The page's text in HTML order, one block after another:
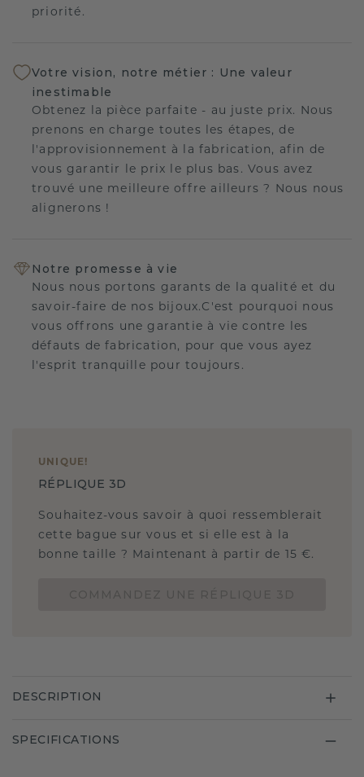
priorité.
Votre vision, notre métier : Une valeur
inestimable
Obtenez la pièce parfaite - au juste prix. Nous
prenons en charge toutes les étapes, de
l'approvisionnement à la fabrication, afin de
vous garantir le prix le plus bas. Vous avez
trouvé une meilleure offre ailleurs ? Nous nous
alignerons !
Notre promesse à vie
Nous nous portons garants de la qualité et du
savoir-faire de nos bijoux.C'est pourquoi nous
vous offrons une garantie à vie contre les
défauts de fabrication, pour que vous ayez
l'esprit tranquille pour toujours.
UNIQUE !
RÉPLIQUE 3D
Souhaitez-vous savoir à quoi ressemblerait
cette bague sur vous et si elle est à la
bonne taille ? Maintenant à partir de 15 €.
DESCRIPTION
SPECIFICATIONS